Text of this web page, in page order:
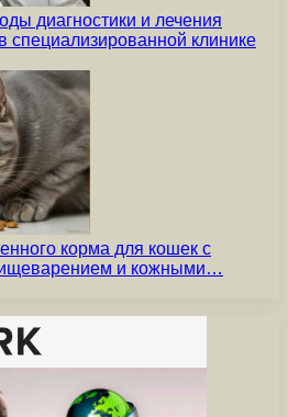
диагностики и лечения
специализированной клинике
корма для кошек с
и кожными…